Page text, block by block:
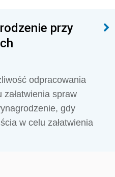
przy
odpracowania
spraw
gdy
w celu załatwienia